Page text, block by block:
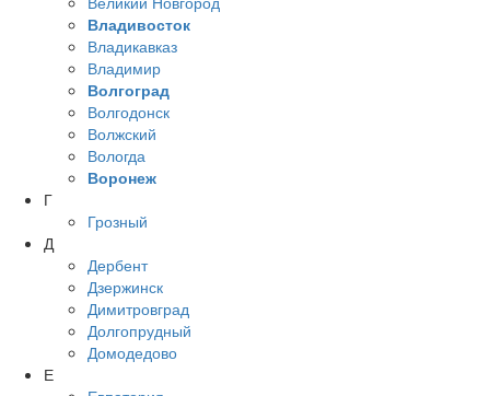
Владивосток
Владикавказ
Владимир
Волгоград
Волгодонск
Волжский
Вологда
Воронеж
Г
Грозный
Д
Дербент
Дзержинск
Димитровград
Долгопрудный
Домодедово
Е